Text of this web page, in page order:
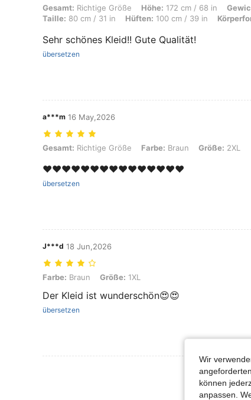
Gesamt: Richtige Größe, Höhe: 172 cm / 68 in, Gewicht: 105
Gesamt: Richtige Größe Höhe: 172 cm / 68 in
Taille: 80 cm / 31 in Hüften: 100 cm / 39 in
Sehr schönes Kleid!! Gute Qualität!
übersetzen
a***m 16 May,2026
Gesamt: Richtige Größe, Farbe: Braun, Größe: 2XL
Gesamt: Richtige Größe Farbe: Braun Größe: 2XL
❤️❤️❤️❤️❤️❤️❤️❤️❤️❤️❤️❤️❤️❤️❤️
übersetzen
J***d 18 Jun,2026
Farbe: Braun, Größe: 1XL
Farbe: Braun Größe: 1XL
Der Kleid ist wunderschön😍😍
übersetzen
Mehr
Wir
können
anpassen.